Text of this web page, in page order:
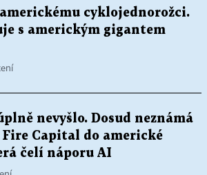
cyklojednorožci.
s americkým gigantem
nevyšlo. Dosud neznámá
Fire Capital do americké
čelí náporu AI